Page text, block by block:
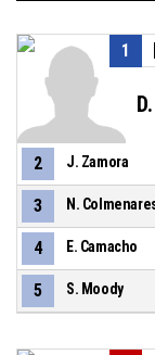
1
2 J. Zamora
3 N.
4 E. Camacho
5 S. Moody